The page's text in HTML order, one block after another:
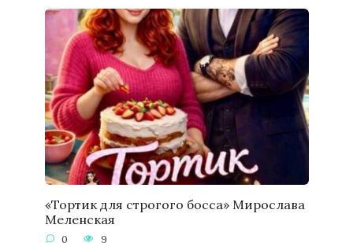
«Тортик для строгого босса» Мирослава
Меленская
0 9